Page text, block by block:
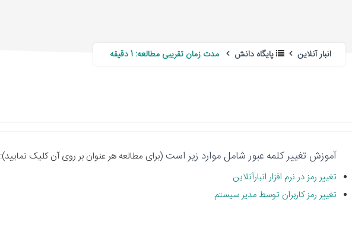
انبار آنلاین پایگاه دانش مدت زمان تقریبی مطالعه: 1 دقیقه
آموزش تغییر کلمه عبور شامل موارد زیر است (برای مطالعه هر عنوان بر روی آن کلیک نمایید):
تغییر رمز در نرم افزار انبارآنلاین
تغییر رمز کاربران توسط مدیر سیستم